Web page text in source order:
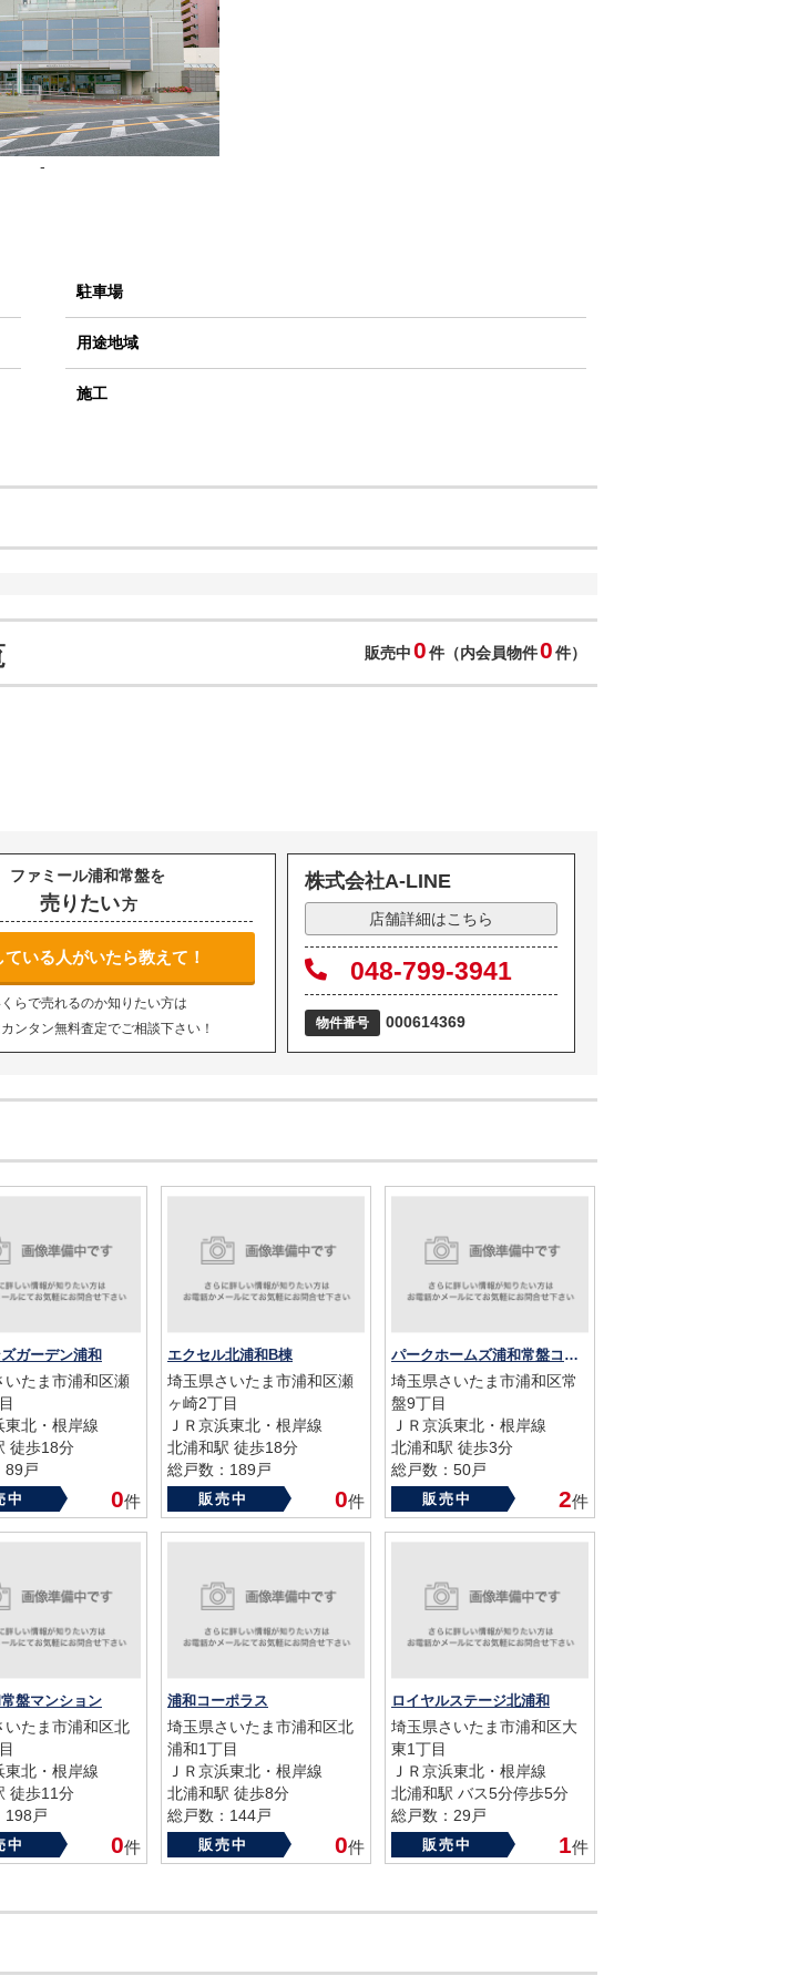
-
駐車場
用途地域
施工
販売中0件（内会員物件0件）
ファミール浦和常盤を
売りたい方
ている人がいたら教えて！
らで売れるのか知りたい方は
ンタン無料査定でご相談下さい！
株式会社A-LINE
店舗詳細はこちら
048-799-3941
物件番号 000614369
ガーデン浦和
いたま市浦和区瀬
東北・根岸線
徒歩18分
89戸
1993年
中 0件
エクセル北浦和B棟
埼玉県さいたま市浦和区瀬
ヶ崎2丁目
ＪＲ京浜東北・根岸線
北浦和駅 徒歩18分
総戸数：189戸
築年数：1991年
販売中 0件
パークホームズ浦和常盤コンフォートプレミア
埼玉県さいたま市浦和区常
盤9丁目
ＪＲ京浜東北・根岸線
北浦和駅 徒歩3分
総戸数：50戸
築年数：2021年
販売中 2件
盤マンション
いたま市浦和区北
東北・根岸線
徒歩11分
198戸
1982年
中 0件
浦和コーポラス
埼玉県さいたま市浦和区北
浦和1丁目
ＪＲ京浜東北・根岸線
北浦和駅 徒歩8分
総戸数：144戸
築年数：1971年
販売中 0件
ロイヤルステージ北浦和
埼玉県さいたま市浦和区大
東1丁目
ＪＲ京浜東北・根岸線
北浦和駅 バス5分停歩5分
総戸数：29戸
築年数：1995年
販売中 1件